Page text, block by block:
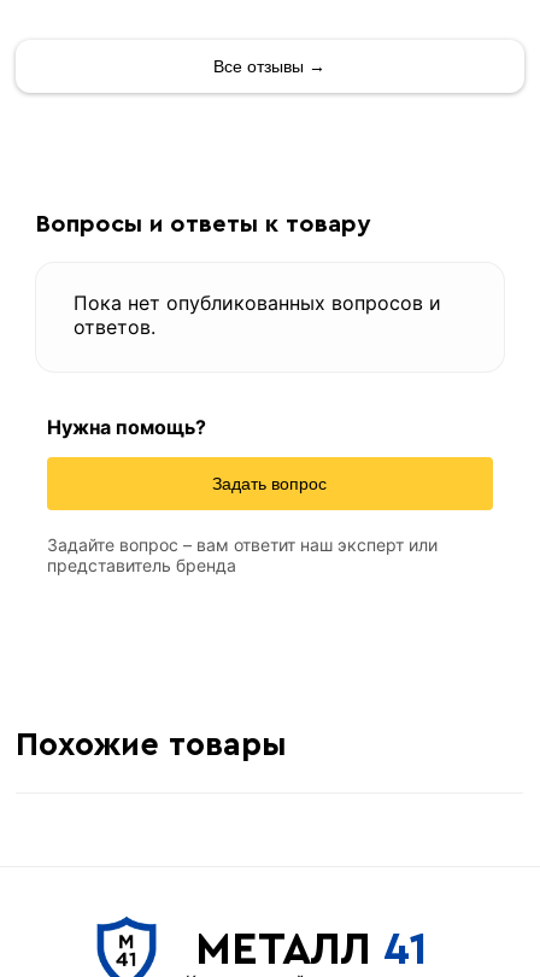
Все отзывы →
Вопросы и ответы к товару
Пока нет опубликованных вопросов и
ответов.
Нужна помощь?
Задать вопрос
Задайте вопрос – вам ответит наш эксперт или
представитель бренда
Похожие товары
МЕТАЛЛ 41